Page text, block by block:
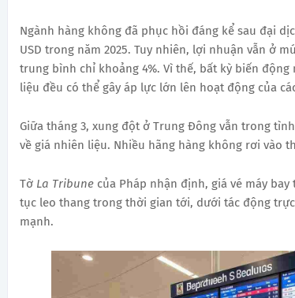
Ngành hàng không đã phục hồi đáng kể sau đại
USD trong năm 2025. Tuy nhiên, lợi nhuận vẫn ở
trung bình chỉ khoảng 4%. Vì thế, bất kỳ biến
liệu đều có thể gây áp lực lớn lên hoạt động của
Giữa tháng 3, xung đột ở Trung Đông vẫn trong
về giá nhiên liệu. Nhiều hãng hàng không rơi vào
Tờ La Tribune của Pháp nhận định, giá vé máy
tục leo thang trong thời gian tới, dưới tác động
mạnh.